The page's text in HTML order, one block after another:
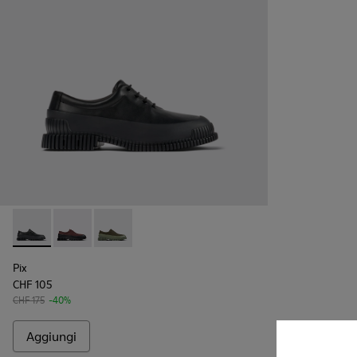
Pix - K100360-032 - Scarpe nere in pelle da uomo.
Pix - K100360-066
Pix - K100360-052
Pix
CHF 105
CHF 175 -40%
Aggiungi